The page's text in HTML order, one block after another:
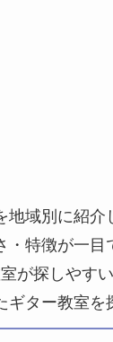
域別に紹介
・特徴が一目
が探しやす
ギター教室を